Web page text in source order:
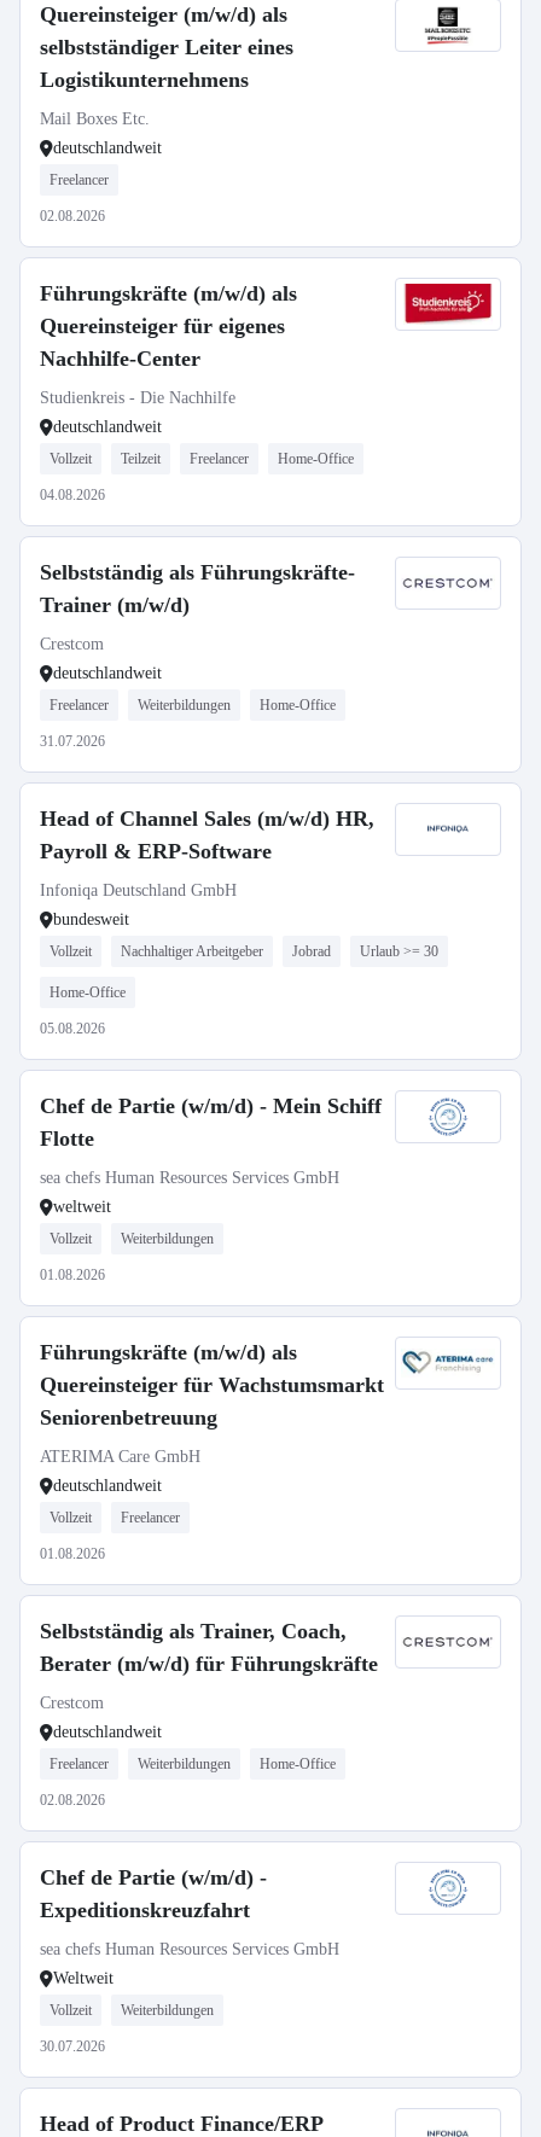
Quereinsteiger (m/w/d) als
selbstständiger Leiter eines
Logistikunternehmens
Mail Boxes Etc.
deutschlandweit
Freelancer
02.08.2026
Führungskräfte (m/w/d) als
Quereinsteiger für eigenes
Nachhilfe-Center
Studienkreis - Die Nachhilfe
deutschlandweit
Vollzeit Teilzeit Freelancer Home-Office
04.08.2026
Selbstständig als Führungskräfte-
Trainer (m/w/d)
Crestcom
deutschlandweit
Freelancer Weiterbildungen Home-Office
31.07.2026
Head of Channel Sales (m/w/d) HR,
Payroll & ERP-Software
Infoniqa Deutschland GmbH
bundesweit
Vollzeit Nachhaltiger Arbeitgeber Jobrad Urlaub >= 30
Home-Office
05.08.2026
Chef de Partie (w/m/d) - Mein Schiff
Flotte
sea chefs Human Resources Services GmbH
weltweit
Vollzeit Weiterbildungen
01.08.2026
Führungskräfte (m/w/d) als
Quereinsteiger für Wachstumsmarkt
Seniorenbetreuung
ATERIMA Care GmbH
deutschlandweit
Vollzeit Freelancer
01.08.2026
Selbstständig als Trainer, Coach,
Berater (m/w/d) für Führungskräfte
Crestcom
deutschlandweit
Freelancer Weiterbildungen Home-Office
02.08.2026
Chef de Partie (w/m/d) -
Expeditionskreuzfahrt
sea chefs Human Resources Services GmbH
Weltweit
Vollzeit Weiterbildungen
30.07.2026
Head of Product Finance/ERP